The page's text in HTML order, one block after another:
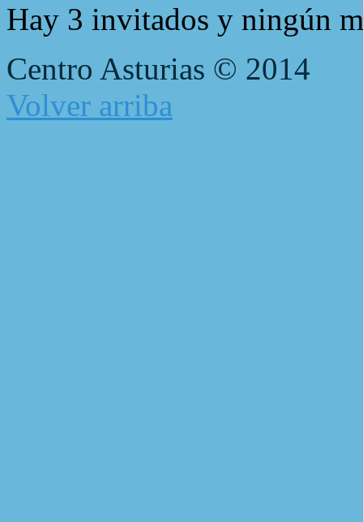
Hay 3 invitados y ningún
Centro Asturias © 2014
Volver arriba